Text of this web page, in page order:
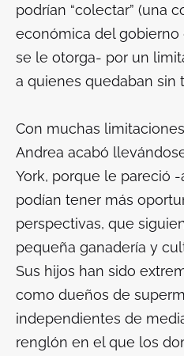
podrían “colectar” (una
económica del
se le otorga- por un
a quienes quedaban sin
Con muchas
Andrea acabó
York, porque le pareció
podían tener más
perspectivas, que
pequeña ganadería y
Sus hijos han sido
como dueños de
independientes de
renglón en el que los